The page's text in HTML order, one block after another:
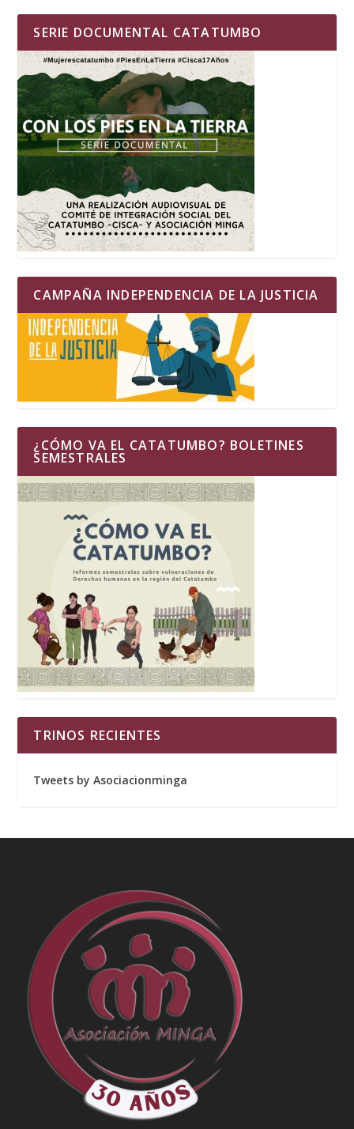
SERIE DOCUMENTAL CATATUMBO
CAMPAÑA INDEPENDENCIA DE LA JUSTICIA
¿CÓMO VA EL CATATUMBO? BOLETINES
SEMESTRALES
TRINOS RECIENTES
Tweets by Asociacionminga